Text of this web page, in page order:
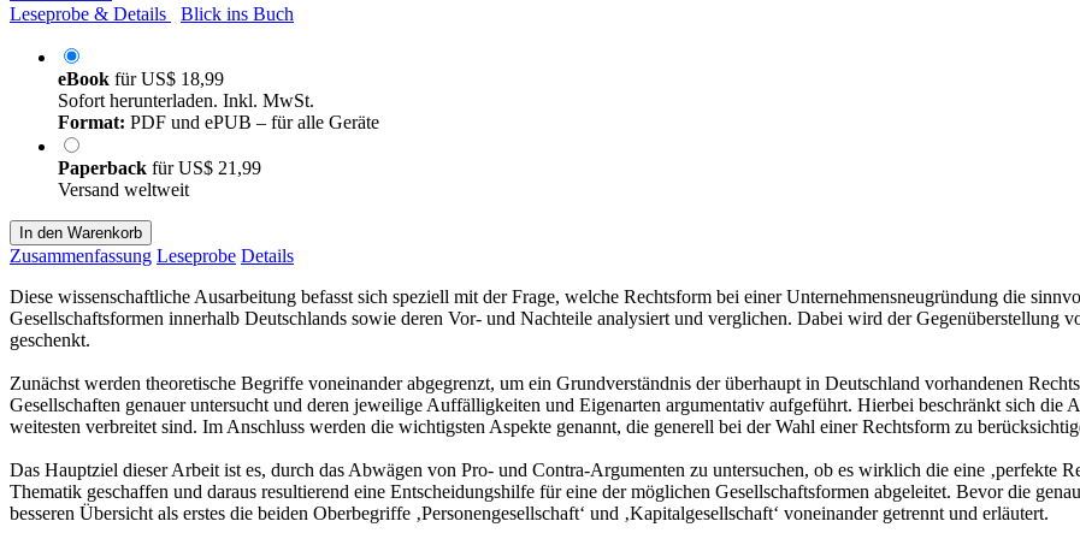
Leseprobe & Details
Blick ins Buch
eBook fürUS$ 18,99
Sofort herunterladen. Inkl. MwSt.
Format: PDF und ePUB – für alle Geräte
Paperback fürUS$ 21,99
Versand weltweit
In den Warenkorb
Zusammenfassung Leseprobe Details
Diese wissenschaftliche Ausarbeitung befasst sich speziell mit der Frage, welche Rechtsform bei einer Unternehmensneugründung die
Gesellschaftsformen innerhalb Deutschlands sowie deren Vor- und Nachteile analysiert und verglichen. Dabei wird der Gegenüberstellung
geschenkt.
Zunächst werden theoretische Begriffe voneinander abgegrenzt, um ein Grundverständnis der überhaupt in Deutschland vorhandenen
Gesellschaften genauer untersucht und deren jeweilige Auffälligkeiten und Eigenarten argumentativ aufgeführt. Hierbei beschränkt sich die
weitesten verbreitet sind. Im Anschluss werden die wichtigsten Aspekte genannt, die generell bei der Wahl einer Rechtsform zu
Das Hauptziel dieser Arbeit ist es, durch das Abwägen von Pro- und Contra-Argumenten zu untersuchen, ob es wirklich die eine ‚perfekte
Thematik geschaffen und daraus resultierend eine Entscheidungshilfe für eine der möglichen Gesellschaftsformen abgeleitet. Bevor die
besseren Übersicht als erstes die beiden Oberbegriffe ‚Personengesellschaft‘ und ‚Kapitalgesellschaft‘ voneinander getrennt und erläutert.